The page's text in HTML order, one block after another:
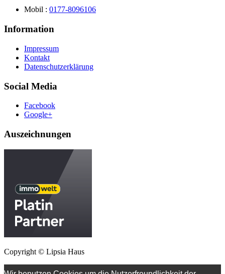
Mobil : 0177-8096106
Information
Impressum
Kontakt
Datenschutzerklärung
Social Media
Facebook
Google+
Auszeichnungen
Copyright © Lipsia Haus